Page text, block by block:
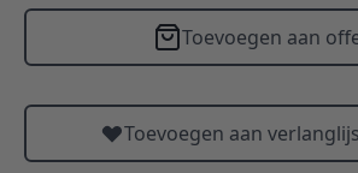
Toevoegen aan
Toevoegen aan